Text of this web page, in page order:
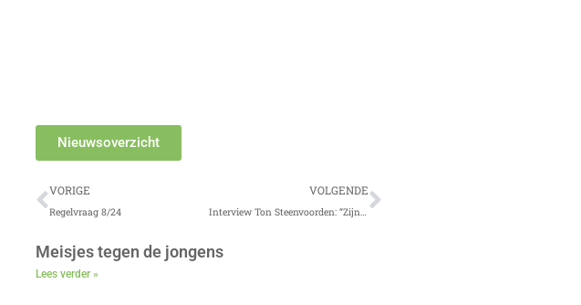
Nieuwsoverzicht
Vorige
VORIGE
Regelvraag 8/24
VOLGENDE
Interview Ton Steenvoorden: “Zijn vrouw zei, daar moet jij maar eens aan beginnen”
Volgende
Meisjes tegen de jongens
Lees verder »